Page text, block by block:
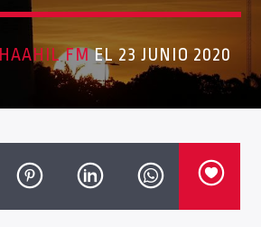
INFORMATIVO TURQUESA – 1RA EMISIÓN
HAAHIL FMEL 23 JUNIO 2020